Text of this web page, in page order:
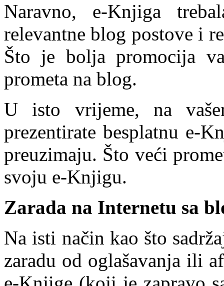
Naravno, e-Knjiga
relevantne blog postove i
Što je bolja promocija
prometa na blog.
U isto vrijeme, na
prezentirate besplatnu e-
preuzimaju. Što veći
svoju e-Knjigu.
Zarada na Internetu sa
Na isti način kao što
zaradu od oglašavanja ili